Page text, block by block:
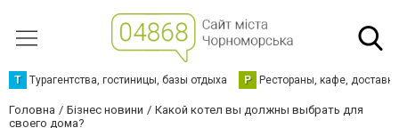
Т Турагентства, гостиницы, базы отдыха Р Рестораны, кафе,
Головна Бізнес новини
Какой котел вы должны выбрать для
своего дома?